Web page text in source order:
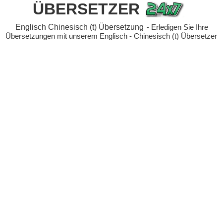
ÜBERSETZER
Englisch Chinesisch (t) Übersetzung - Erledigen Sie Ihre
Übersetzungen mit unserem Englisch - Chinesisch (t) Übersetzer